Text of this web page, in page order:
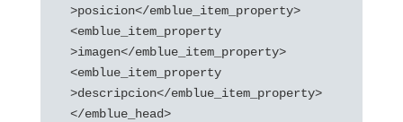
>posicion</emblue_item_property>
<emblue_item_property
>imagen</emblue_item_property>
<emblue_item_property
>descripcion</emblue_item_property>
</emblue_head>